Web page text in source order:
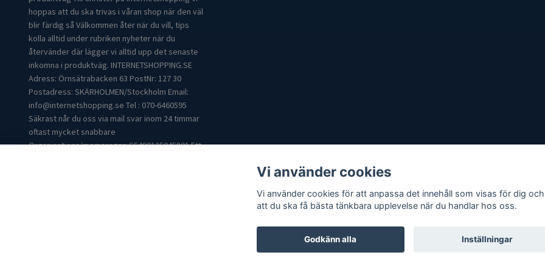
hoppas att du ska trivas i våran shop när den väl
blir färdig så Välkommen åter när du vill, tips
kolla alltid under rubriken nyheter när du
återvänder där lägger vi alltid upp det senaste
inkomna i produktväg. INTERNETSHOPPING.SE
Adress: Örnsätrabacken 63 PostNr: 127 30
Postadress: SKÄRHOLMEN/Stockholm Email:
info@internetshopping.se Tel : 070-6460595
Säkrast når du oss via mail svar inom 24 timmar
oftast mycket snabbare
Organisations/momsregnr: SE490125045801 Ett
Powered by Quickbutik
Vi använder cookies
Vi använder cookies för att anpassa det innehåll som visas för dig
att du ska få bästa tänkbara upplevelse när du handlar hos oss.
Godkänn alla Inställningar